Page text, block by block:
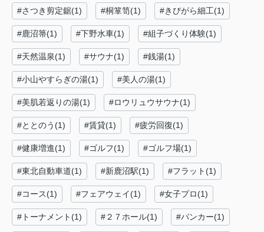
#さつき剪定鋸(1) #桐箪笥(1) #きびがら細工(1)
#鹿沼箒(1) #下野水車(1) #組子づくり体験(1)
#天然温泉(1) #サウナ(1) #銭湯(1)
#小山やすらぎの湯(1) #美人の湯(1)
#美肌若返りの湯(1) #ロウリュウサウナ(1)
#ととのう(1) #賃貸(1) #疲労回復(1)
#健康増進(1) #ゴルフ(1) #ゴルフ場(1)
#東北自動車道(1) #新鹿沼駅(1) #フラット(1)
#コース(1) #フェアウェイ(1) #女子プロ(1)
#トーナメント(1) #２７ホール(1) #バンカー(1)